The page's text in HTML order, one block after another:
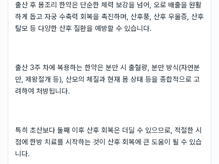
출산 후 몸조리 한약은 단순한 체력 보강을 넘어, 오로 배출을 원활
하게 돕고 자궁 수축력 회복을 촉진하며, 산후풍, 산후 우울증, 산후
탈모 등 다양한 산후 질환을 예방할 수 있습니다.
출산 3주 차에 복용하는 한약은 분만 시 출혈량, 분만 방식(자연분
만, 제왕절개 등), 산모의 체질과 현재 몸 상태 등을 종합적으로 고
려하여 처방됩니다.
특히 초산보다 둘째 이후 산후 회복은 더딜 수 있으므로, 적절한 시
점에 한방 치료를 시작하는 것이 산후 회복에 큰 도움이 될 수 있습
니다.